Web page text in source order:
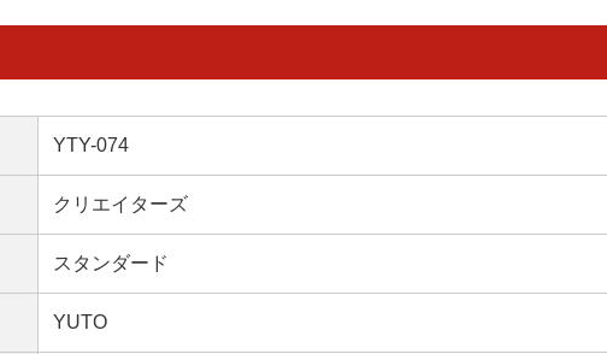
YTY-074
クリエイターズ
スタンダード
YUTO